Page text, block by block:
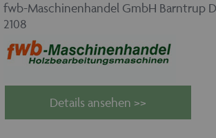
fwb-Maschinenhandel GmbH Barntrup D
2108
Details ansehen >>